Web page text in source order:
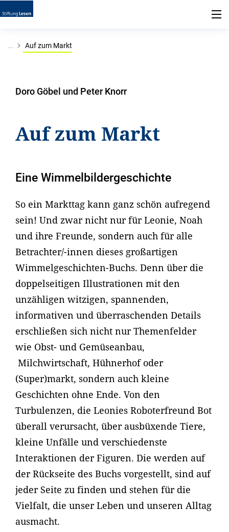
... Auf zum Markt
Doro Göbel und Peter Knorr
Auf zum Markt
Eine Wimmelbildergeschichte
So ein Markttag kann ganz schön aufregend
sein! Und zwar nicht nur für Leonie, Noah
und ihre Freunde, sondern auch für alle
Betrachter/-innen dieses großartigen
Wimmelgeschichten-Buchs. Denn über die
doppelseitigen Illustrationen mit den
unzähligen witzigen, spannenden,
informativen und überraschenden Details
erschließen sich nicht nur Themenfelder
wie Obst- und Gemüseanbau,
Milchwirtschaft, Hühnerhof oder
(Super)markt, sondern auch kleine
Geschichten ohne Ende. Von den
Turbulenzen, die Leonies Roboterfreund Bot
überall verursacht, über ausbüxende Tiere,
kleine Unfälle und verschiedenste
Interaktionen der Figuren. Die werden auf
der Rückseite des Buchs vorgestellt, sind auf
jeder Seite zu finden und stehen für die
Vielfalt, die unser Leben und unseren Alltag
ausmacht.